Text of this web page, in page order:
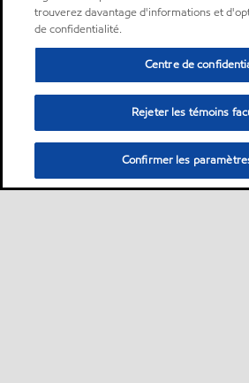
trouverez davantage d'informations et
de confidentialité.
Centre de
Rejeter les témoins
Confirmer les